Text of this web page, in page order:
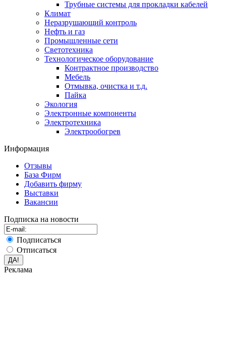
Трубные системы для прокладки кабелей
Климат
Неразрушающий контроль
Нефть и газ
Промышленные сети
Светотехника
Технологическое оборудование
Контрактное производство
Мебель
Отмывка, очистка и т.д.
Пайка
Экология
Электронные компоненты
Электротехника
Электрообогрев
Информация
Отзывы
База Фирм
Добавить фирму
Выставки
Вакансии
Подписка на новости
Подписаться
Отписаться
Реклама